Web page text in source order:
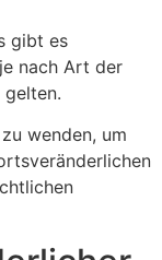
gibt es
nach Art der
wenden, um